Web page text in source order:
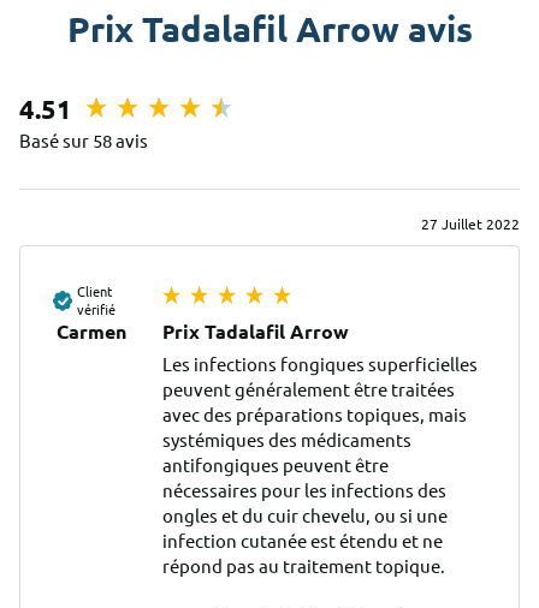
Prix Tadalafil Arrow avis
4.51
Basé sur 58 avis
27 Juillet 2022
Client
vérifié
Carmen Prix Tadalafil Arrow
Les infections fongiques superficielles
peuvent généralement être traitées
avec des préparations topiques, mais
systémiques des médicaments
antifongiques peuvent être
nécessaires pour les infections des
ongles et du cuir chevelu, ou si une
infection cutanée est étendu et ne
répond pas au traitement topique.